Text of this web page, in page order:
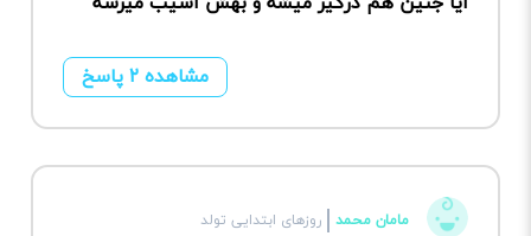
مشاهده ۲ پاسخ
مامان محمد روزهای ابتدایی تولد